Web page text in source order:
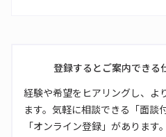
登録するとご案内できる
経験や希望をヒアリングし、よ
ます。気軽に相談できる「面談
「オンライン登録」があります。